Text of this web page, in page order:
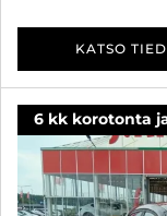
KATSO
6 kk korotonta